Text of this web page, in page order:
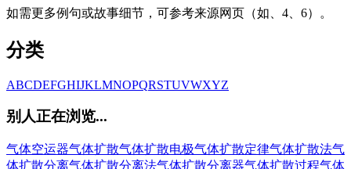
如需更多例句或故事细节，可参考来源网页（如、4、6）。
分类
ABCDEFGHIJKLMNOPQRSTUVWXYZ
别人正在浏览...
气体空运器气体扩散气体扩散电极气体扩散定律气体扩散法气
体扩散分离气体扩散分离法气体扩散分离器气体扩散过程气体